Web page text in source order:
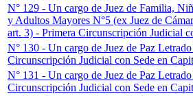
N° 129 - Un cargo de Juez de Familia,
y Adultos Mayores N°5 (ex Juez de
art. 3) - Primera Circunscripción Judicial
N° 130 - Un cargo de Juez de Paz
Circunscripción Judicial con Sede en
N° 131 - Un cargo de Juez de Paz
Circunscripción Judicial con Sede en